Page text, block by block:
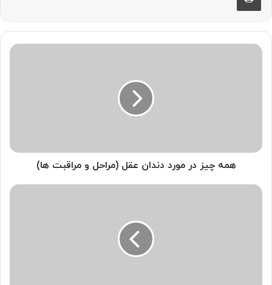
همه
مراقبت
همه چیز در مورد دندان عقل (مراحل و مراقبت ها)
فروش